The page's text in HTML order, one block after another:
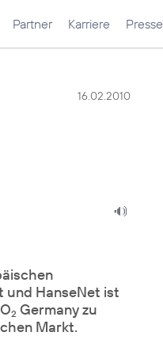
Partner Karriere Presse
16.02.2010
und HanseNet ist
2 Germany zu
Markt.